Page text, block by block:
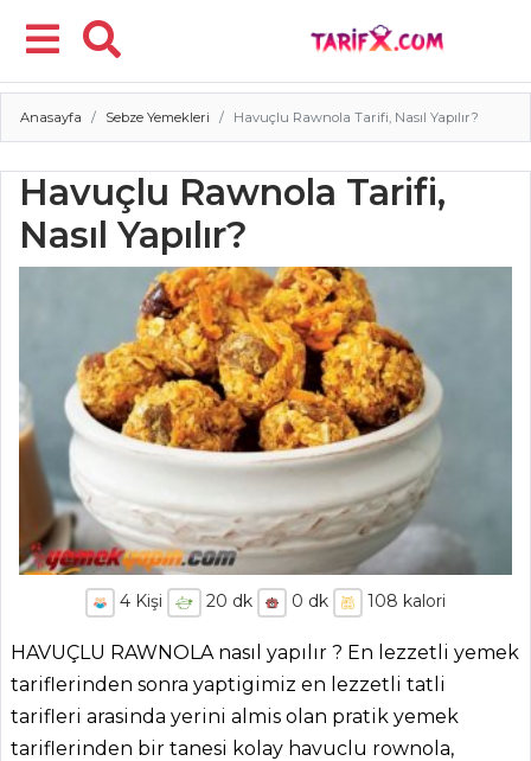
Menü
Anasayfa Sebze Yemekleri Havuçlu Rawnola Tarifi, Nasıl Yapılır?
Havuçlu Rawnola Tarifi,
Nasıl Yapılır?
4Kişi 20 dk 0 dk 108 kalori
HAVUÇLU RAWNOLA nasıl yapılır ? En lezzetli yemek
tariflerinden sonra yaptigimiz en lezzetli tatli
tarifleri arasinda yerini almis olan pratik yemek
tariflerinden bir tanesi kolay havuclu rownola,